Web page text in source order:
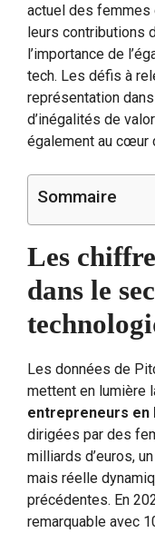
actuel des femmes
leurs contributions
l’importance de
tech. Les défis à
représentation
d’inégalités de
également au cœur
Sommaire
Les
dans le
Les données de
mettent en lumière
entrepreneurs en
dirigées par des
milliards d’euros,
mais réelle
précédentes. En
remarquable avec